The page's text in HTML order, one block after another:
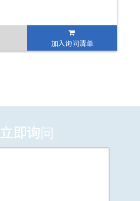
加入询问清单
立即询问